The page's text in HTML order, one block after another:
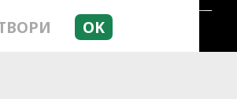
OK
| HotArena.net. Всички права